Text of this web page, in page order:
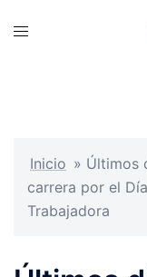
Toggle
Inicio » Últimos
carrera por el
Trabajadora